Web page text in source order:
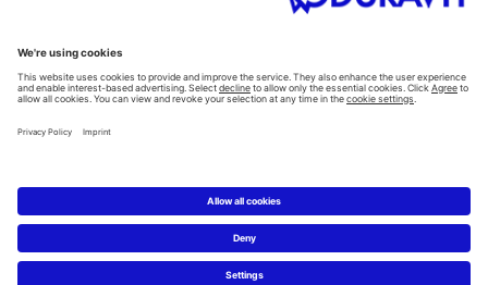
Français
Italiano
Copyright © 2026 Duravit AG
Impressum|Hinweisgebersystem|
|Datenschutzerklärung
Cookie Einstellungen